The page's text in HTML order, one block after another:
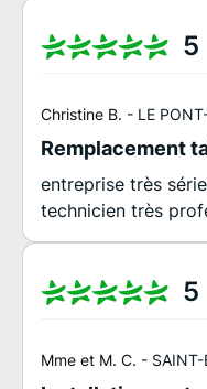
5
Christine B. - LE
entreprise très
technicien très
5
Mme et M. C. -